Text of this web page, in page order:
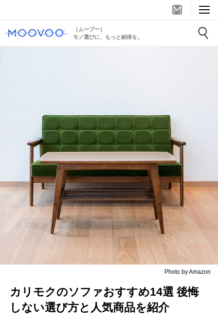
［ムーブー］
モノ選びに、もっと納得を。
Photo by Amazon
カリモクのソファおすすめ14選 後悔
しない選び方と人気商品を紹介